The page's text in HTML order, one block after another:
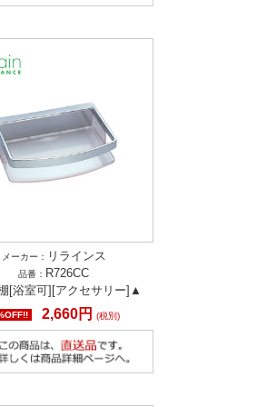
メーカー： リラインス
品番： R726CC
[浴室可][アクセサリー]▲
2,660円 (税別)